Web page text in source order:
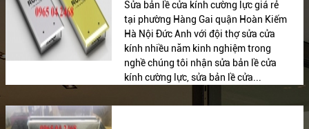
Sửa bản lề cửa kính cường lực giá rẻ
tại phường Hàng Gai quận Hoàn Kiếm
Hà Nội Đức Anh với đội thợ sửa cửa
kính nhiều năm kinh nghiệm trong
nghề chúng tôi nhận sửa bản lề cửa
kính cường lực, sửa bản lề cửa...